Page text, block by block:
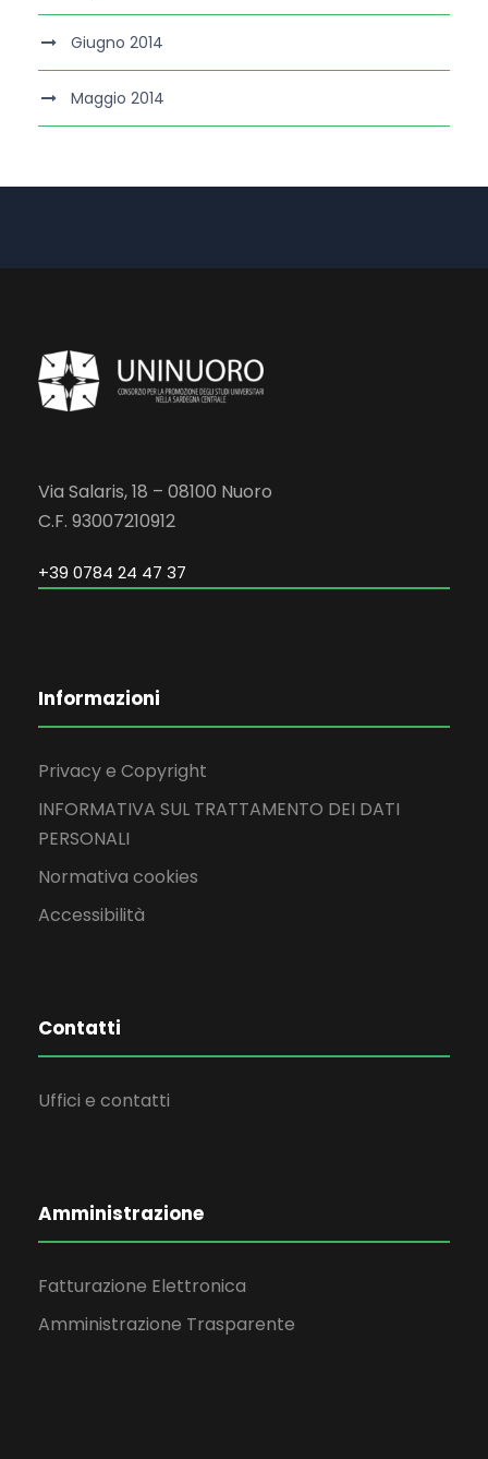
Giugno 2014
Maggio 2014
Via Salaris, 18 – 08100 Nuoro
C.F. 93007210912
+39 0784 24 47 37
Informazioni
Privacy e Copyright
INFORMATIVA SUL TRATTAMENTO DEI DATI
PERSONALI
Normativa cookies
Accessibilità
Contatti
Uffici e contatti
Amministrazione
Fatturazione Elettronica
Amministrazione Trasparente